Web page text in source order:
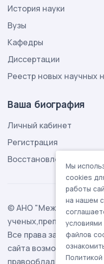
История науки
Вузы
Кафедры
Диссертации
Реестр новых научных
Ваша биография
Личный кабинет
Регистрация
Восстановление пароля
© АНО "Международная
Все права защищены.
сайта возможно
правообладателя.
Мы
cookies
работы
на нашем
условиями
файлов